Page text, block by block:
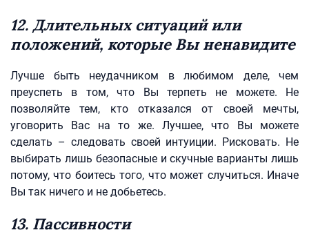
12. Длительных ситуаций или
положений, которые Вы ненавидите
Лучше быть неудачником в любимом деле, чем
преуспеть в том, что Вы терпеть не можете. Не
позволяйте тем, кто отказался от своей мечты,
уговорить Вас на то же. Лучшее, что Вы можете
сделать – следовать своей интуиции. Рисковать. Не
выбирать лишь безопасные и скучные варианты лишь
потому, что боитесь того, что может случиться. Иначе
Вы так ничего и не добьетесь.
13. Пассивности